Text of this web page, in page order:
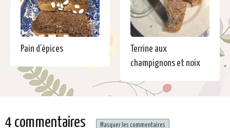
Pain d’épices
Terrine aux
champignons et noix
4 commentaires Masquer les commentaires